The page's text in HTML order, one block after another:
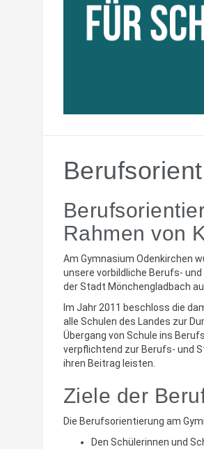
Rahmen von
Am Gymnasium Odenkirchen
unsere vorbildliche Berufs-
der Stadt Mönchengladbach
Im Jahr 2011 beschloss die
alle Schulen des Landes zur
Übergang von Schule ins
verpflichtend zur Berufs- und
ihren Beitrag leisten.
Ziele der
Die Berufsorientierung am
Den Schülerinnen und